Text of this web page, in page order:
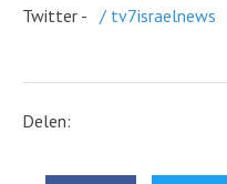
Twitter - / tv7israelnews
Delen: